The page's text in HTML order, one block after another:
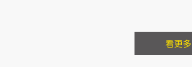
看更多